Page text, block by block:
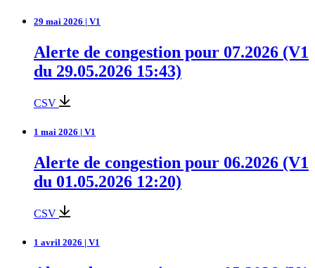
29 mai 2026 | V1
Alerte de congestion pour 07.2026 (V1
du 29.05.2026 15:43)
CSV
1 mai 2026 | V1
Alerte de congestion pour 06.2026 (V1
du 01.05.2026 12:20)
CSV
1 avril 2026 | V1